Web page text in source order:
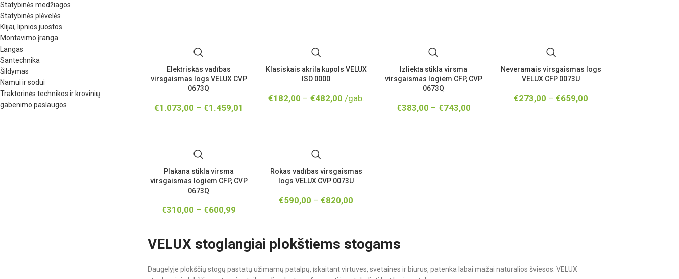
Statybinės medžiagos
Statybinės plėvelės
Klijai, lipnios juostos
Montavimo įranga
Langas
Santechnika
Šildymas
Namui ir sodui
Traktorinės technikos ir krovinių
gabenimo paslaugos
Elektriskās vadības
virsgaismas logs VELUX CVP
0673Q
€1.073,00 – €1.459,01
Klasiskais akrila kupols VELUX
ISD 0000
€182,00 – €482,00 /gab.
Izliekta stikla virsma
virsgaismas logiem CFP, CVP
0673Q
€383,00 – €743,00
Neveramais virsgaismas logs
VELUX CFP 0073U
€273,00 –€659,00
Plakana stikla virsma
virsgaismas logiem CFP, CVP
0673Q
€310,00 – €600,99
Rokas vadības virsgaismas
logs VELUX CVP 0073U
€590,00 –€820,00
VELUX stoglangiai plokštiems stogams
Daugelyje plokščių stogų pastatų užimamų patalpų, įskaitant virtuves, svetaines ir biurus, patenka labai mažai natūralios šviesos. VELUX